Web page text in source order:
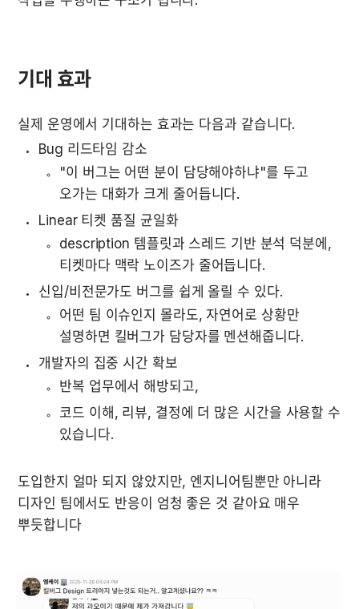
기대 효과
실제 운영에서 기대하는 효과는 다음과 같습니다.
Bug 리드타임 감소
"이 버그는 어떤 분이 담당해야하냐"를 두고
오가는 대화가 크게 줄어듭니다.
Linear 티켓 품질 균일화
description 템플릿과 스레드 기반 분석 덕분에,
티켓마다 맥락 노이즈가 줄어듭니다.
신입/비전문가도 버그를 쉽게 올릴 수 있다.
어떤 팀 이슈인지 몰라도, 자연어로 상황만
설명하면 킬버그가 담당자를 멘션해줍니다.
개발자의 집중 시간 확보
반복 업무에서 해방되고,
코드 이해, 리뷰, 결정에 더 많은 시간을 사용할 수
있습니다.
도입한지 얼마 되지 않았지만, 엔지니어팀뿐만 아니라
디자인 팀에서도 반응이 엄청 좋은 것 같아요 매우
뿌듯합니다